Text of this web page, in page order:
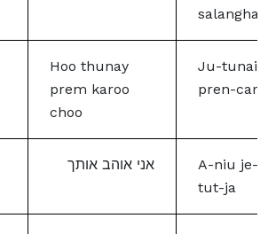
Hoo thunay
prem karoo
choo
Ju-tunai-
pren-
אני אוהב אותך
A-niu je-
tut-ja